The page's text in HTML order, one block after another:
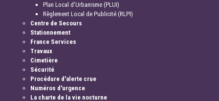
Plan Local d'Urbanisme (PLUI)
Règlement Local de Publicité (RLPI)
Centre de Secours
Stationnement
France Services
Travaux
Cimetière
Sécurité
Procédure d'alerte crue
Numéros d'urgence
La charte de la vie nocturne